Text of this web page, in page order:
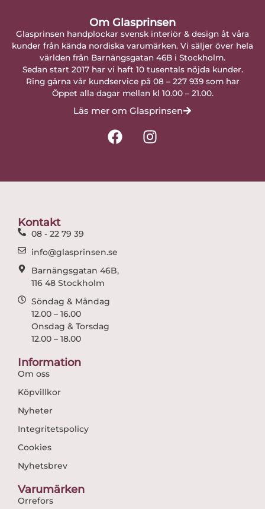
Om Glasprinsen
Glasprinsen handplockar svensk interiör & design åt våra
kunder från kända nordiska varumärken. Vi säljer över hela
världen från Barnängsgatan 46B i Stockholm.
Sedan start 2017 har vi haft 10 tusentals nöjda kunder.
Ring gärna vår kundservice på 08 – 227 939 som har
Öppet alla dagar mellan kl 10.00 – 21.00.
Läs mer om Glasprinsen
F
a
I
n
Kontakt
08 - 22 79 39
info@glasprinsen.se
Barnängsgatan 46B,
116 48 Stockholm
Söndag & Måndag
12.00 – 16.00
Onsdag & Torsdag
12.00 – 18.00
Information
Om oss
Köpvillkor
Nyheter
Integritetspolicy
Cookies
Nyhetsbrev
Varumärken
Orrefors